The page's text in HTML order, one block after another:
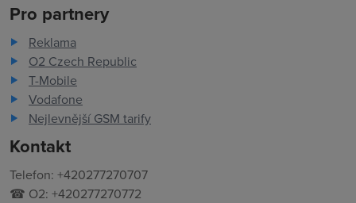
Pro partnery
Reklama
O2 Czech Republic
T-Mobile
Vodafone
Nejlevnější GSM tarify
Kontakt
Telefon: +420277270707
☎ O2: +420277270772